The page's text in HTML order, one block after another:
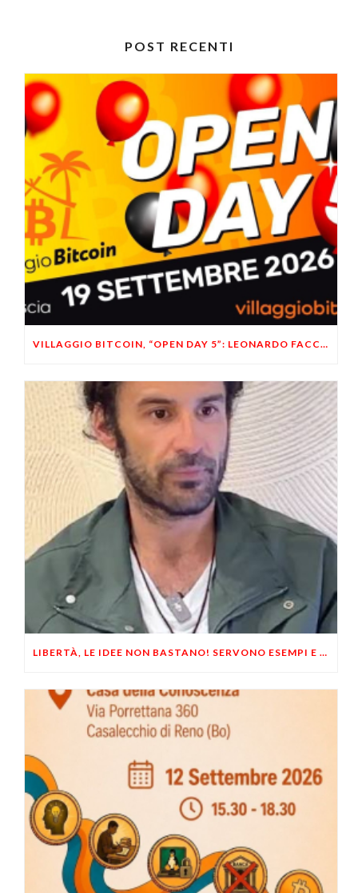
POST RECENTI
VILLAGGIO BITCOIN, “OPEN DAY 5”: LEONARDO FACCO OSPITE A BRESCIA
LIBERTÀ, LE IDEE NON BASTANO! SERVONO ESEMPI E UN PO’ DI COERENZA